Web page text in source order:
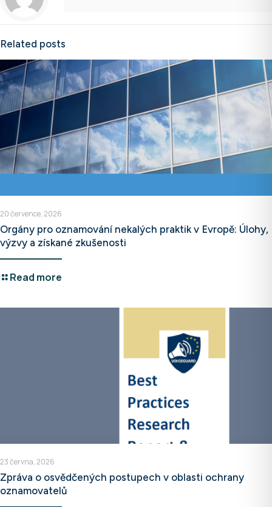
Related posts
20 července, 2026
Orgány pro oznamování nekalých praktik v Evropě: Úlohy,
výzvy a získané zkušenosti
Read more
23 června, 2026
Zpráva o osvědčených postupech v oblasti ochrany
oznamovatelů